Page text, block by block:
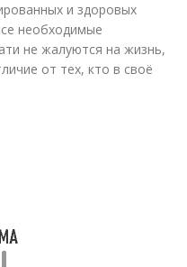
и здоровых
необходимые
не жалуются на жизнь,
от тех, кто в своё